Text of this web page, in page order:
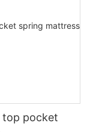
top pocket